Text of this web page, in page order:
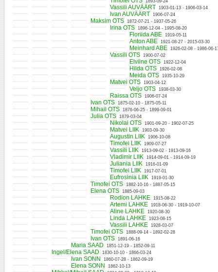
1893-09-24
Vassili AUVÄÄRT 1903-01-13 - 1906-03-14
Ivan AUVÄÄRT 1906-07-24
Maksim OTS 1872-07-21 - 1937-05-26
Irina OTS 1896-12-04 - 1995-08-20
Floriida ABE 1919-05-11
Anton ABE 1921-08-27 - 2015-03-30
Meinhard ABE 1926-02-08 - 1986-06-
Vassili OTS 1900-07-02
Elviine OTS 1922-12-04
Hilda OTS 1926-02-08
Meida OTS 1935-10-29
Matvei OTS 1903-04-12
Veljo OTS 1938-03-30
Raissa OTS 1906-07-24
Ivan OTS 1875-02-10 - 1875-05-11
Mihail OTS 1876-06-25 - 1899-09-01
Julia OTS 1879-03-04
Nikolai OTS 1901-09-20 - 1902-07-25
Matvei LIIK 1903-09-30
Augustin LIIK 1906-10-08
Timofei LIIK 1909-07-27
Vassili LIIK 1913-09-02 - 1913-09-16
Vladimir LIIK 1914-09-01 - 1914-09-19
Juliania LIIK 1916-01-09
Timofei LIIK 1917-07-01
Eufrosinia LIIK 1919-01-30
Timofei OTS 1882-10-16 - 1887-05-15
Elena OTS 1885-09-03
Rodion LAHKE 1915-08-22
Artemi LAHKE 1918-06-30 - 1919-10-07
Aline LAHKE 1920-08-30
Linda LAHKE 1923-08-15
Vassili LAHKE 1928-03-07
Timofei OTS 1888-09-14 - 1892-02-28
Ivan OTS 1891-06-16
Maria SAAD 1851-12-19 - 1852-09-11
Ingel/Elena SAAD 1830-10-10 - 1866-03-24
Ivan SONN 1860-07-28 - 1862-09-19
Elena SONN 1862-10-13